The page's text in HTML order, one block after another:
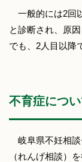
一般的には2回
と診断され、原
でも、2人目以降
不育症につ
岐阜県不妊相談
（れんげ相談）